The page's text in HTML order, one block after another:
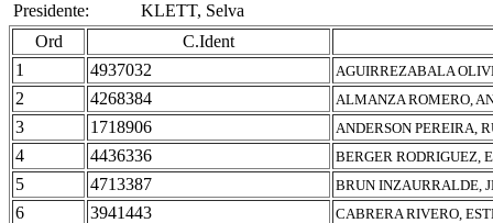
Presidente:
KLETT, Selva
Ord
C.Ident
1
4937032 AGUIRREZABALA
2 4268384 ALMANZA ROMERO,
3 1718906 ANDERSON PEREIRA,
4 4436336 BERGER RODRIGUEZ,
5 4713387 BRUN INZAURRALDE,
6 3941443 CABRERA RIVERO,